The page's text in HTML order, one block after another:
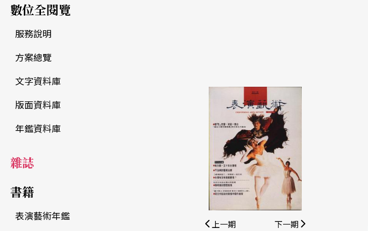
數位全閱覽
服務說明
方案總覽
文字資料庫
版面資料庫
年鑑資料庫
雜誌
書籍
表演藝術年鑑
上一期 下一期